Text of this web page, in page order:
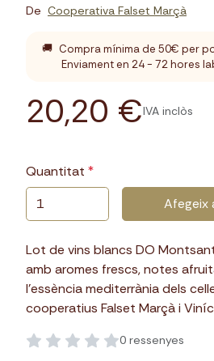
De Cooperativa Falset Marçà
🚚 Compra mínima de 50€ per
Enviament en 24 - 72 hores
20,20 €IVA inclòs
Quantitat
Afegeix
Lot de vins blancs DO
amb aromes frescs, notes
l’essència mediterrània dels
cooperatius Falset Marçà i
0 ressenyes